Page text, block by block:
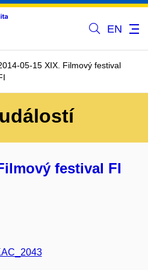
EN
05-15 XIX. Filmový festival
festival FI